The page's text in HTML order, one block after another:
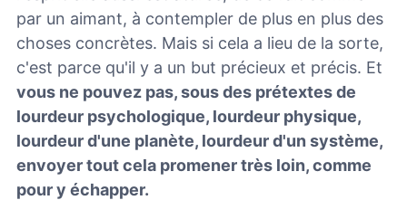
par un aimant, à contempler de plus en plus des
choses concrètes. Mais si cela a lieu de la sorte,
c'est parce qu'il y a un but précieux et précis. Et
vous ne pouvez pas, sous des prétextes de
lourdeur psychologique, lourdeur physique,
lourdeur d'une planète, lourdeur d'un système,
envoyer tout cela promener très loin, comme
pour y échapper.